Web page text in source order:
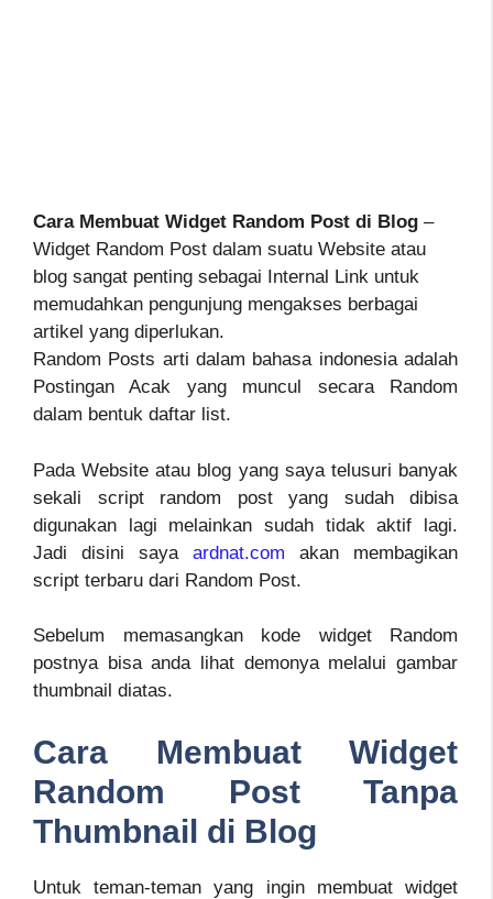
Cara Membuat Widget Random Post di Blog –
Widget Random Post dalam suatu Website atau
blog sangat penting sebagai Internal Link untuk
memudahkan pengunjung mengakses berbagai
artikel yang diperlukan.
Random Posts arti dalam bahasa indonesia adalah
Postingan Acak yang muncul secara Random
dalam bentuk daftar list.
Pada Website atau blog yang saya telusuri banyak
sekali script random post yang sudah dibisa
digunakan lagi melainkan sudah tidak aktif lagi.
Jadi disini saya ardnat.com akan membagikan
script terbaru dari Random Post.
Sebelum memasangkan kode widget Random
postnya bisa anda lihat demonya melalui gambar
thumbnail diatas.
Cara Membuat Widget
Random Post Tanpa
Thumbnail di Blog
Untuk teman-teman yang ingin membuat widget